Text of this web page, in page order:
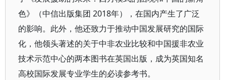
色》（中信出版集团 2018年），在国内产生了广泛
的影响。此外，他还致力于推动中国发展研究的国际
化，他领头著述的关于中非农业比较和中国援非农业
技术示范中心的两本图书在英国出版，成为英国知名
高校国际发展专业学生的必读参考书。